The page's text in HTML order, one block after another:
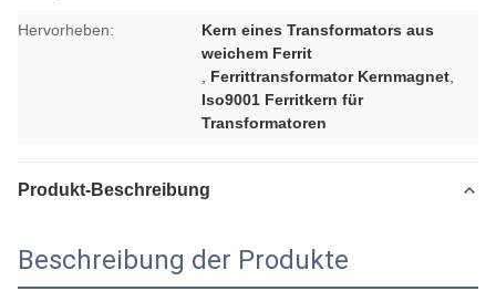
Hervorheben:
Kern eines Transformators aus
weichem Ferrit
Ferrittransformator Kernmagnet
Iso9001 Ferritkern für
Transformatoren
Produkt-Beschreibung
Beschreibung der Produkte